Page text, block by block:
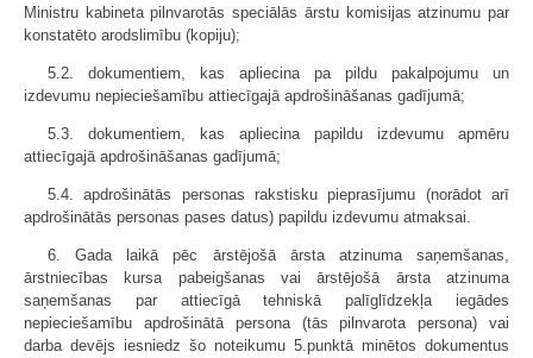
Ministru kabineta pilnvarotās speciālās ārstu komisijas atzinumu par
konstatēto arodslimību (kopiju);
5.2. dokumentiem, kas apliecina pa pildu pakalpojumu un
izdevumu nepieciešamību attiecīgajā apdrošināšanas gadījumā;
5.3. dokumentiem, kas apliecina papildu izdevumu apmēru
attiecīgajā apdrošināšanas gadījumā;
5.4. apdrošinātās personas rakstisku pieprasījumu (norādot arī
apdrošinātās personas pases datus) papildu izdevumu atmaksai.
6. Gada laikā pēc ārstējošā ārsta atzinuma saņemšanas,
ārstniecības kursa pabeigšanas vai ārstējošā ārsta atzinuma
saņemšanas par attiecīgā tehniskā palīglīdzekļa iegādes
nepieciešamību apdrošinātā persona (tās pilnvarota persona) vai
darba devējs iesniedz šo noteikumu 5.punktā minētos dokumentus